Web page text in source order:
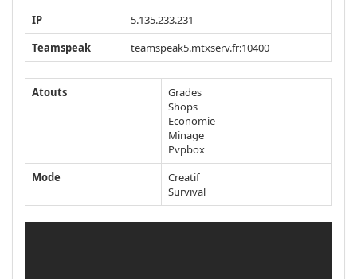
IP
5.135.233.231
Teamspeak
teamspeak5.mtxserv.fr:10400
Atouts
Grades
Shops
Economie
Minage
Pvpbox
Mode
Creatif
Survival